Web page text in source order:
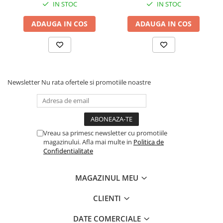
IN STOC
ADAUGA IN COS
IN STOC
ADAUGA IN COS
Newsletter Nu rata ofertele si promotiile noastre
Vreau sa primesc newsletter cu promotiile
magazinului. Afla mai multe in Politica de
Confidentialitate
MAGAZINUL MEU
CLIENTI
DATE COMERCIALE